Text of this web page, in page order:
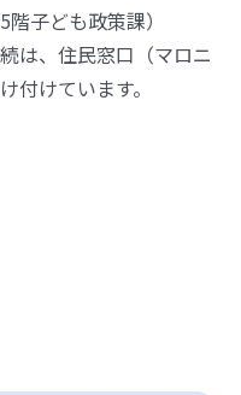
子ども政策課）
は、住民窓口（マロニ
付けています。